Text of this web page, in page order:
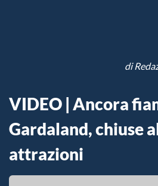
di
VIDEO | Ancora
Gardaland, chiuse
attrazioni